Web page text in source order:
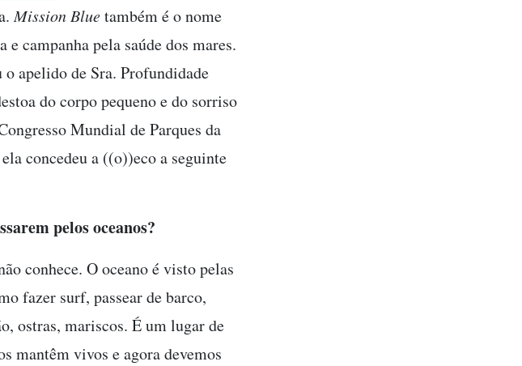
Mission Bluetambém é o nome
campanha pela saúde dos mares.
apelido de Sra. Profundidade
do corpo pequeno e do sorriso
Mundial de Parques da
concedeu a ((o))eco a seguinte
pelos oceanos?
conhece. O oceano é visto pelas
fazer surf, passear de barco,
ostras, mariscos. É um lugar de
mantêm vivos e agora devemos